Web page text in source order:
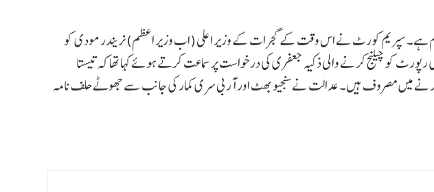
ہے۔ سپریم کورٹ نے اس وقت کے گجرات کے وزیر اعلی (اب وزیر اعظم) نریندر مودی کو
کو چیلنج کرنے والی ذکیہ جعفری کی درخواست پر سماعت کرتے ہوئے کہا تھا کہ تیستا
کرنے میں مصروف ہیں۔ عدالت نے سنجیو بھٹ اور آر بی سری کمار کی جانب سے جھوٹے حلف نامہ